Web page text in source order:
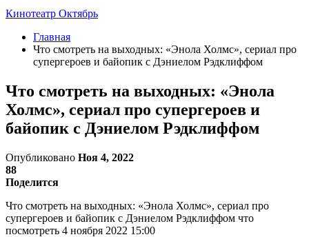
Кинотеатр Октябрь
Главная
Что смотреть на выходных: «Энола Холмс», сериал про
супергероев и байопик с Дэниелом Рэдклиффом
Что смотреть на выходных: «Энола
Холмс», сериал про супергероев и
байопик с Дэниелом Рэдклиффом
Опубликовано Ноя 4, 2022
88
Поделится
Что смотреть на выходных: «Энола Холмс», сериал про
супергероев и байопик с Дэниелом Рэдклиффом что
посмотреть 4 ноября 2022 15:00